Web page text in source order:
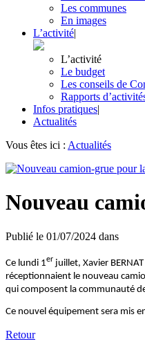
Les communes
En images
L’activité|
L’activité
Le budget
Les conseils de
Rapports
Infos pratiques|
Actualités
Vous êtes ici : Actualités
Nouveau
Publié le 01/07/2024 dans
Ce lundi 1er juillet, Xavier
réceptionnaient le nouveau
qui composent la communauté
Ce nouvel équipement sera mis
Retour